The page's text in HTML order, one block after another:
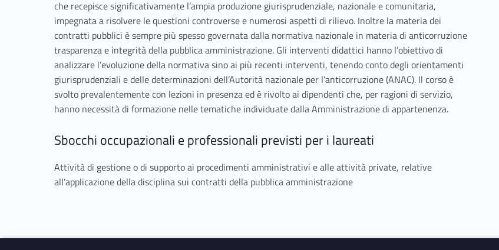
che recepisce significativamente l’ampia produzione giurisprudenziale, nazionale e comunitaria,
impegnata a risolvere le questioni controverse e numerosi aspetti di rilievo. Inoltre la materia dei
contratti pubblici è sempre più spesso governata dalla normativa nazionale in materia di anticorruzione
trasparenza e integrità della pubblica amministrazione. Gli interventi didattici hanno l’obiettivo di
analizzare l’evoluzione della normativa sino ai più recenti interventi, tenendo conto degli orientamenti
giurisprudenziali e delle determinazioni dell’Autorità nazionale per l’anticorruzione (ANAC). Il corso è
svolto prevalentemente con lezioni in presenza ed è rivolto ai dipendenti che, per ragioni di servizio,
hanno necessità di formazione nelle tematiche individuate dalla Amministrazione di appartenenza.
Sbocchi occupazionali e professionali previsti per i laureati
Attività di gestione o di supporto ai procedimenti amministrativi e alle attività private, relative
all’applicazione della disciplina sui contratti della pubblica amministrazione